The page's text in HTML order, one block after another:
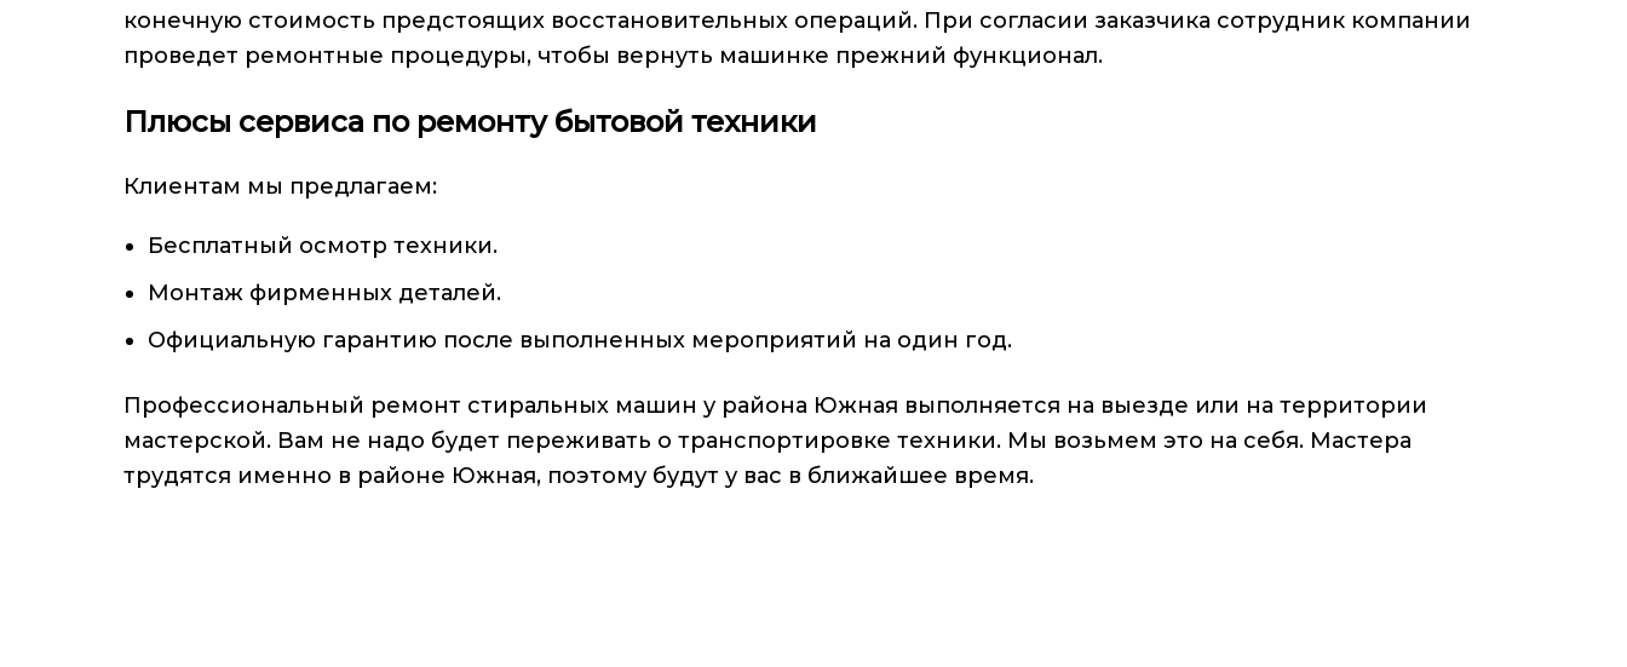
конечную стоимость предстоящих восстановительных операций. При согласии заказчика сотрудник компании
проведет ремонтные процедуры, чтобы вернуть машинке прежний функционал.
Плюсы сервиса по ремонту бытовой техники
Клиентам мы предлагаем:
Бесплатный осмотр техники.
Монтаж фирменных деталей.
Официальную гарантию после выполненных мероприятий на один год.
Профессиональный ремонт стиральных машин у района Южная выполняется на выезде или на территории
мастерской. Вам не надо будет переживать о транспортировке техники. Мы возьмем это на себя. Мастера
трудятся именно в районе Южная, поэтому будут у вас в ближайшее время.